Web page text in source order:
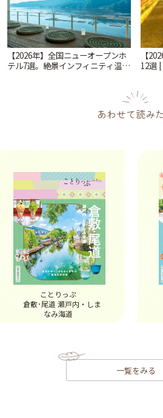
【2026年】全国ニューオープンホ
テル7選。絶景インフィニティ温泉
【
12選
あわせて読み
ことりっぷ
倉敷･尾道 瀬戸内・しま
なみ海道
一覧をみる